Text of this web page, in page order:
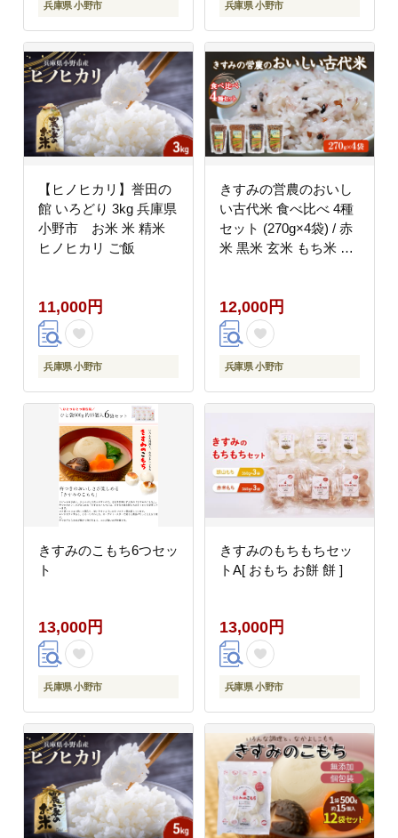
兵庫県 小野市 兵庫県 小野市
【ヒノヒカリ】誉田の
館 いろどり 3kg 兵庫県
小野市 お米 米 精米
ヒノヒカリ ご飯
11,000円
兵庫県 小野市
きすみの営農のおいし
い古代米 食べ比べ 4種
セット (270g×4袋) / 赤
米 黒米 玄米 もち米 う
すみの 健康ごはん 食物
繊維
12,000円
兵庫県 小野市
きすみのこもち6つセッ
ト
13,000円
兵庫県 小野市
きすみのもちもちセッ
トA[ おもち お餅 餅 ]
13,000円
兵庫県 小野市